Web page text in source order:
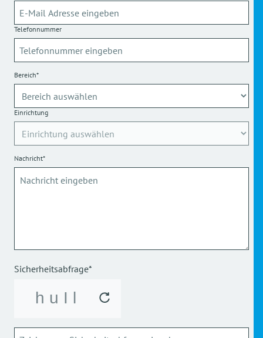
Telefonnummer
Bereich*
Einrichtung
Nachricht*
Sicherheitsabfrage*